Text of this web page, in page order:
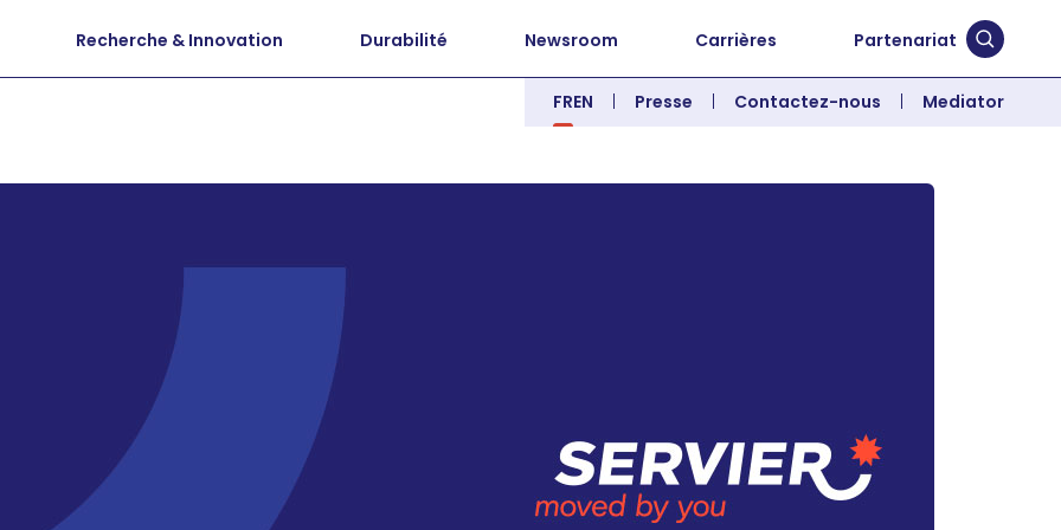
Recherche & Innovation Durabilité Newsroom Carrières Partenariat
FREN Presse Contactez-nous Mediator